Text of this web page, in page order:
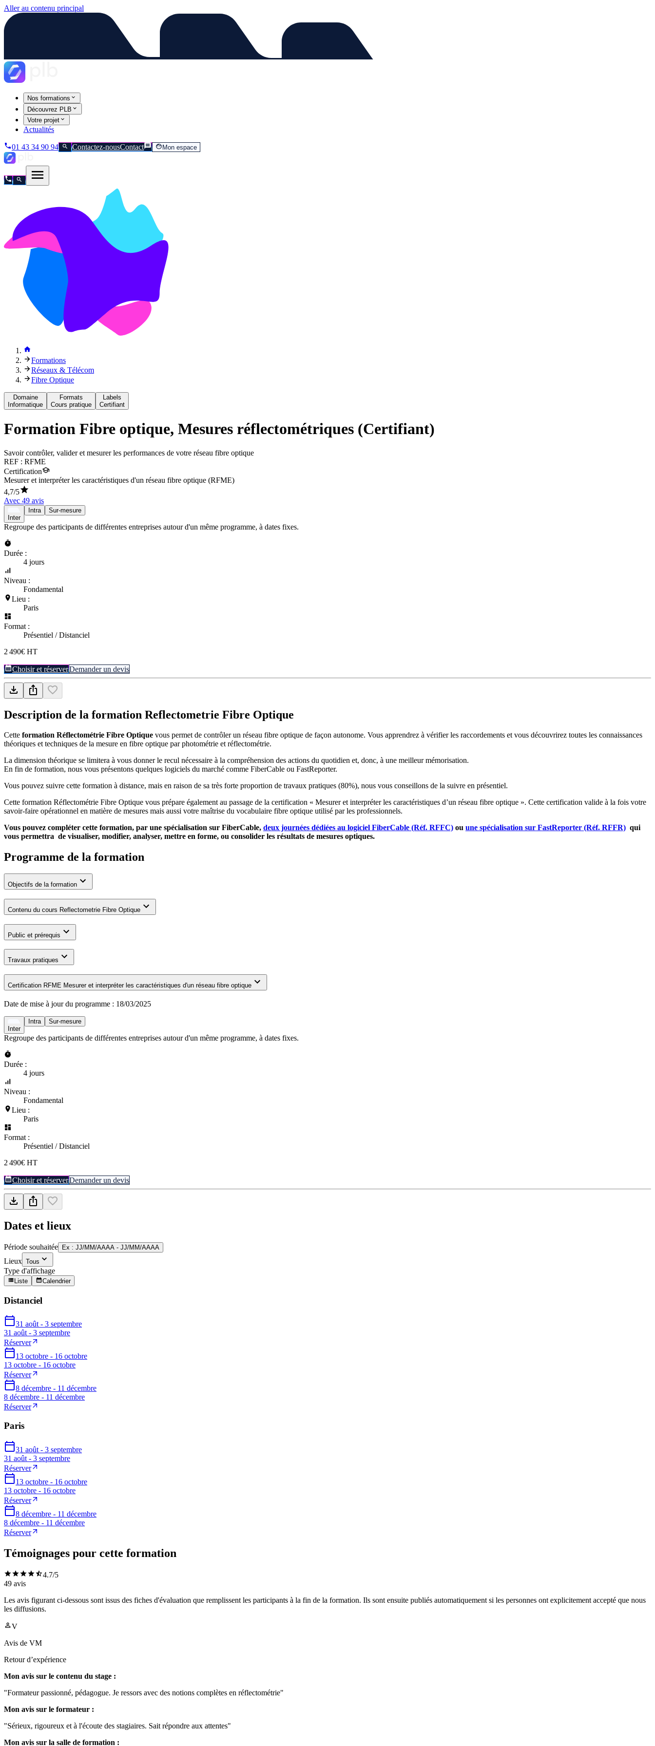
Aller au contenu principal
Nos formations
Découvrez PLB
Votre projet
Actualités
01 43 34 90 94 Contactez-nousContact Mon espace
Formations
Réseaux & Télécom
Fibre Optique
Domaine
Informatique
Formats
Cours pratique
Labels
Certifiant
Formation Fibre optique, Mesures réflectométriques (Certifiant)
Savoir contrôler, valider et mesurer les performances de votre réseau fibre optique
REF : RFME
Certification
Mesurer et interpréter les caractéristiques d'un réseau fibre optique (RFME)
4,7/5
Avec 49 avis
Inter
Intra Sur-mesure
Regroupe des participants de différentes entreprises autour d'un même programme, à dates fixes.
Durée :
4 jours
Niveau :
Fondamental
Lieu :
Paris
Format :
Présentiel / Distanciel
2 490€ HT
Choisir et réserverDemander un devis
Description de la formation Reflectometrie Fibre Optique
Cette formation Réflectométrie Fibre Optique vous permet de contrôler un réseau fibre optique de façon autonome. Vous apprendrez à vérifier les raccordements et vous découvrirez toutes les connaissances
théoriques et techniques de la mesure en fibre optique par photométrie et réflectométrie.
La dimension théorique se limitera à vous donner le recul nécessaire à la compréhension des actions du quotidien et, donc, à une meilleur mémorisation.
En fin de formation, nous vous présentons quelques logiciels du marché comme FiberCable ou FastReporter.
Vous pouvez suivre cette formation à distance, mais en raison de sa très forte proportion de travaux pratiques (80%), nous vous conseillons de la suivre en présentiel.
Cette formation Réflectométrie Fibre Optique vous prépare également au passage de la certification « Mesurer et interpréter les caractéristiques d’un réseau fibre optique ». Cette certification valide à la fois votre
savoir-faire opérationnel en matière de mesures mais aussi votre maîtrise du vocabulaire fibre optique utilisé par les professionnels.
Vous pouvez compléter cette formation, par une spécialisation sur FiberCable, deux journées dédiées au logiciel FiberCable (Réf. RFFC) ou une spécialisation sur FastReporter (Réf. RFFR) qui
vous permettra de visualiser, modifier, analyser, mettre en forme, ou consolider les résultats de mesures optiques.
Programme de la formation
Objectifs de la formation
Contenu du cours Reflectometrie Fibre Optique
Public et prérequis
Travaux pratiques
Certification RFME Mesurer et interpréter les caractéristiques d'un réseau fibre optique
Date de mise à jour du programme : 18/03/2025
Inter
Intra Sur-mesure
Regroupe des participants de différentes entreprises autour d'un même programme, à dates fixes.
Durée :
4 jours
Niveau :
Fondamental
Lieu :
Paris
Format :
Présentiel / Distanciel
2 490€ HT
Choisir et réserverDemander un devis
Dates et lieux
Période souhaitée Ex : JJ/MM/AAAA - JJ/MM/AAAA
Lieux Tous
Type d'affichage
Liste Calendrier
Distanciel
31 août - 3 septembre
31 août - 3 septembre
Réserver
13 octobre - 16 octobre
13 octobre - 16 octobre
Réserver
8 décembre - 11 décembre
8 décembre - 11 décembre
Réserver
Paris
31 août - 3 septembre
31 août - 3 septembre
Réserver
13 octobre - 16 octobre
13 octobre - 16 octobre
Réserver
8 décembre - 11 décembre
8 décembre - 11 décembre
Réserver
Témoignages pour cette formation
4.7/5
49 avis
Les avis figurant ci-dessous sont issus des fiches d'évaluation que remplissent les participants à la fin de la formation. Ils sont ensuite publiés automatiquement si les personnes ont explicitement accepté que nous
les diffusions.
V
Avis de VM
Retour d’expérience
Mon avis sur le contenu du stage :
"Formateur passionné, pédagogue. Je ressors avec des notions complètes en réflectométrie"
Mon avis sur le formateur :
"Sérieux, rigoureux et à l'écoute des stagiaires. Sait répondre aux attentes"
Mon avis sur la salle de formation :